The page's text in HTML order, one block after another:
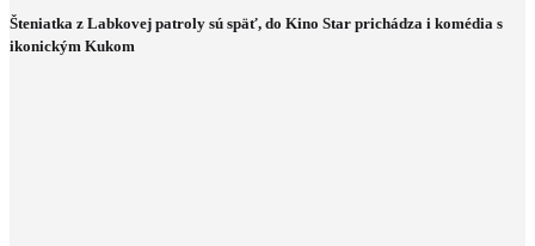
Šteniatka z Labkovej patroly sú späť, do Kino Star prichádza i komédia s
ikonickým Kukom